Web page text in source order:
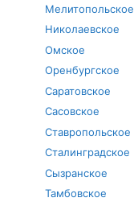
Мелитопольское
Николаевское
Омское
Оренбургское
Саратовское
Сасовское
Ставропольское
Сталинградское
Сызранское
Тамбовское